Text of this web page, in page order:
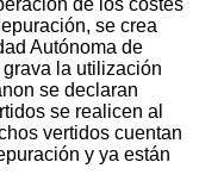
se crea
Autónoma de
la utilización
se declaran
se realicen al
vertidos cuentan
y ya están